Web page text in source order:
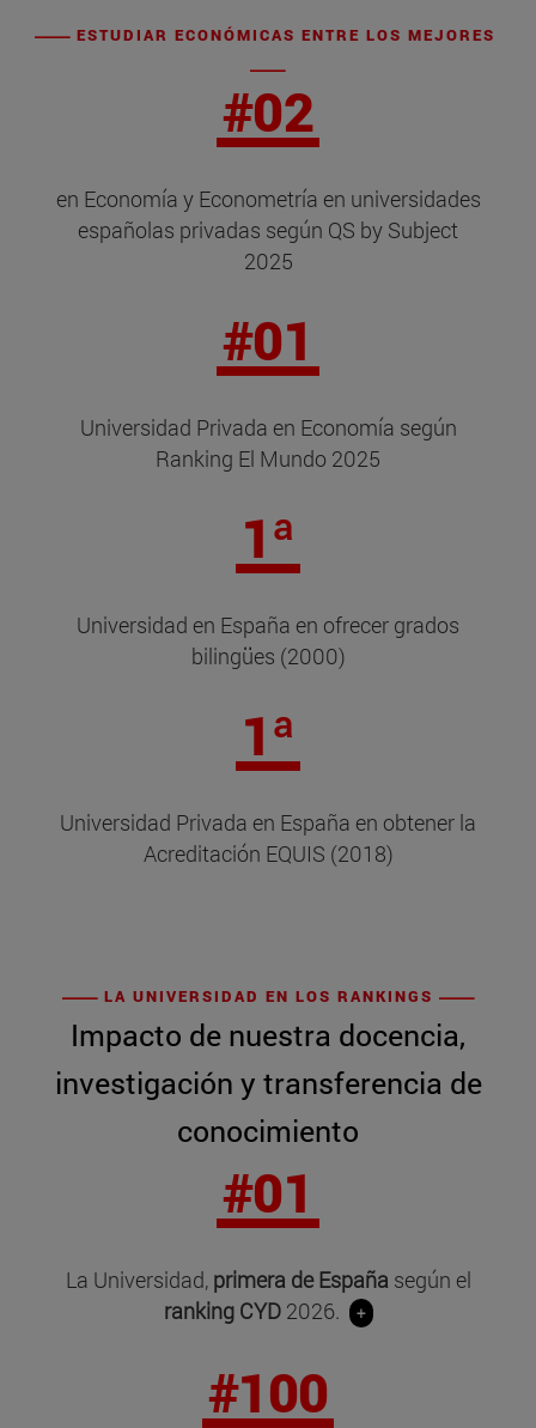
ESTUDIAR ECONÓMICAS ENTRE LOS MEJORES
#02
en Economía y Econometría en universidades
españolas privadas según QS by Subject
2025
#01
Universidad Privada en Economía según
Ranking El Mundo 2025
1ª
Universidad en España en ofrecer grados
bilingües (2000)
1ª
Universidad Privada en España en obtener la
Acreditación EQUIS (2018)
LA UNIVERSIDAD EN LOS RANKINGS
Impacto de nuestra docencia,
investigación y transferencia de
conocimiento
#01
La Universidad, primera de Españasegún el
ranking CYD2026. +
#100